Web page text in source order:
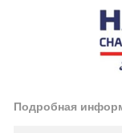
Подробная